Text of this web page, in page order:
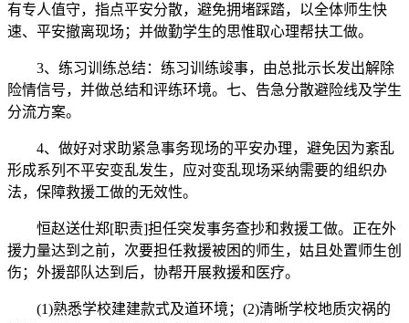
有专人值守，指点平安分散，避免拥堵踩踏，以全体师生快
速、平安撤离现场；并做勤学生的思惟取心理帮扶工做。
3、练习训练总结：练习训练竣事，由总批示长发出解除
险情信号，并做总结和评练环境。七、告急分散避险线及学生
分流方案。
4、做好对求助紧急事务现场的平安办理，避免因为紊乱
形成系列不平安变乱发生，应对变乱现场采纳需要的组织办
法，保障救援工做的无效性。
恒赵送仕郑[职责]担任突发事务查抄和救援工做。正在外
援力量达到之前，次要担任救援被困的师生，姑且处置师生创
伤；外援部队达到后，协帮开展救援和医疗。
(1)熟悉学校建建款式及道环境；(2)清晰学校地质灾祸的